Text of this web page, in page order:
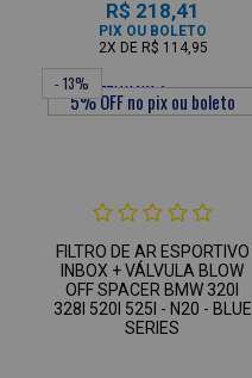
R$ 218,41
PIX OU BOLETO
2X DE R$ 114,95
- 13%
FILTRO DE AR ESPORTIVO
INBOX + VÁLVULA BLOW
OFF SPACER BMW 320I
328I 520I 525I - N20 - BLUE
SERIES